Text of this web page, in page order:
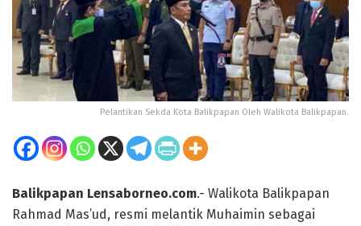
Pelantikan Sekda Kota Balikpapan Oleh Walikota Balikpapan.
Balikpapan Lensaborneo.com.- Walikota Balikpapan
Rahmad Mas’ud, resmi melantik Muhaimin sebagai